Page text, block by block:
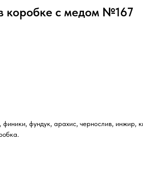
коробке с медом №167
фундук, арахис, чернослив, инжир,